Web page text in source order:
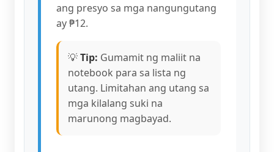
ang presyo sa mga nangungutang
ay ₱12.
💡Tip: Gumamit ng maliit na
notebook para sa lista ng
utang. Limitahan ang utang sa
mga kilalang suki na
marunong magbayad.